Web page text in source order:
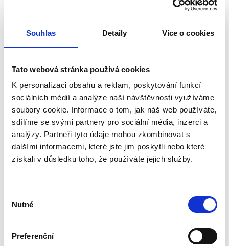
Souhlas Detaily Více o cookies
Tato webová stránka používá cookies
K personalizaci obsahu a reklam, poskytování funkcí
sociálních médií a analýze naší návštěvnosti využíváme
soubory cookie. Informace o tom, jak náš web používáte,
sdílíme se svými partnery pro sociální média, inzerci a
analýzy. Partneři tyto údaje mohou zkombinovat s
dalšími informacemi, které jste jim poskytli nebo které
získali v důsledku toho, že používáte jejich služby.
souhlasu
Nutné
Preferenční
Geräuschpegel 26 dB/3 m
Spannung 24 V
Abmessungen siehe Abbildung
Farbe schwarz
Zertifizierung CE
Marke Dalap
Bewertungen unserer Kunden
Dieses Produkt wurde noch nicht bewertet.
Um eine Bewertung hinzuzufügen, müssen Sie sich